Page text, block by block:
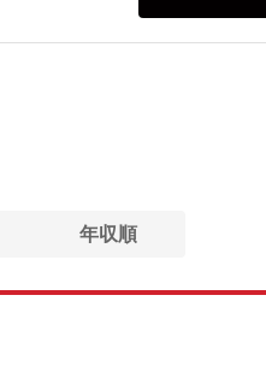
年収順